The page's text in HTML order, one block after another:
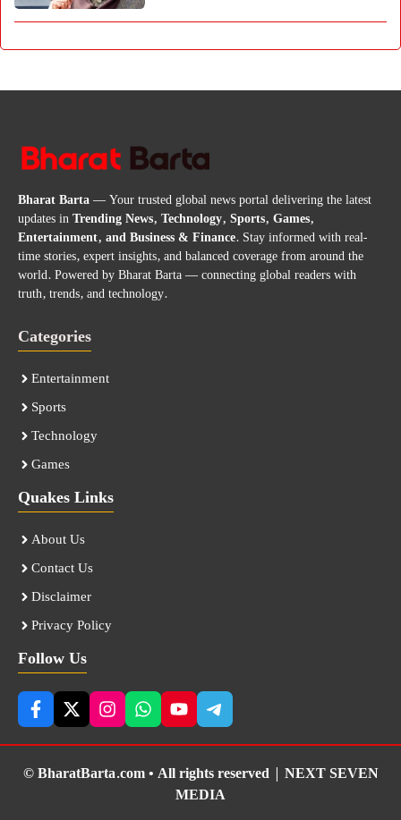
Bharat Barta— Your trusted global news portal delivering the latest
updates inTrending News, Technology, Sports, Games,
Entertainment, and Business & Finance. Stay informed with real-
time stories, expert insights, and balanced coverage from around the
world. Powered by Bharat Barta — connecting global readers with
truth, trends, and technology.
Categories
Entertainment
Sports
Technology
Games
Quakes Links
About Us
Contact Us
Disclaimer
Privacy Policy
Follow Us
© BharatBarta.com • All rights reserved | NEXT SEVEN
MEDIA